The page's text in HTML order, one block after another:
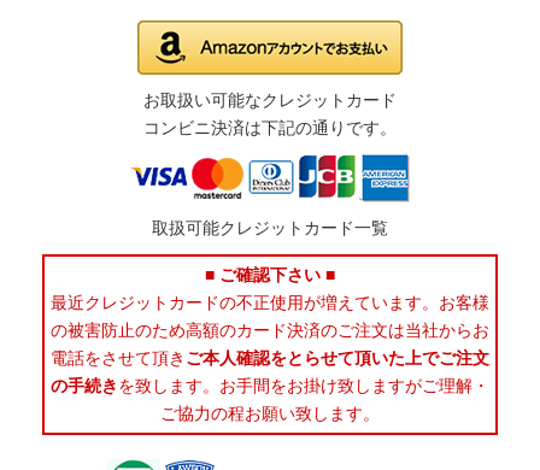
お取扱い可能なクレジットカード
コンビニ決済は下記の通りです。
取扱可能クレジットカード一覧
■ ご確認下さい ■
最近クレジットカードの不正使用が増えています。お客様
の被害防止のため高額のカード決済のご注文は当社からお
電話をさせて頂き ご本人確認をとらせて頂いた上でご注文
の手続きを致します。お手間をお掛け致しますがご理解・
ご協力の程お願い致します。